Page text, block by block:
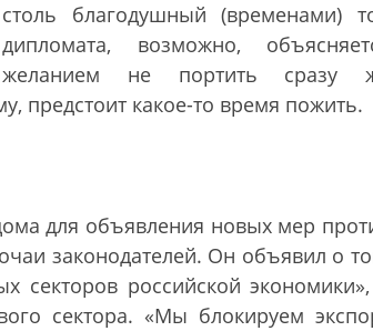
столь благодушный (временами)
дипломата, возможно,
желанием не портить сразу
предстоит какое-то время пожить.
для объявления новых мер
законодателей. Он объявил о
секторов российской экономики»
сектора. «Мы блокируем